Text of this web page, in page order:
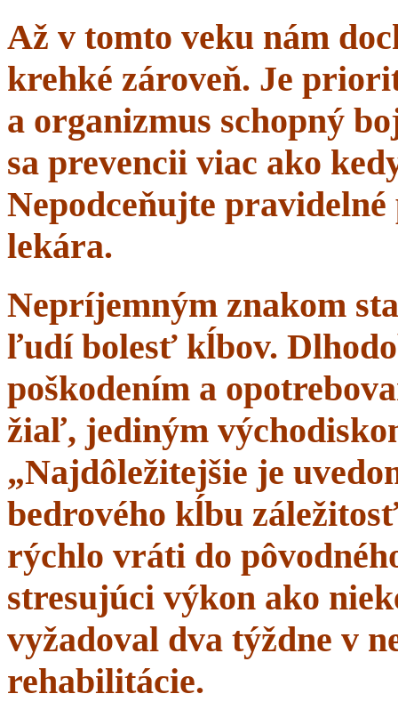
Až v tomto veku nám
krehké zároveň. Je
a organizmus schopný
sa prevencii viac ako
Nepodceňujte
lekára.
Nepríjemným znakom
ľudí bolesť kĺbov.
poškodením a
žiaľ, jediným
„Najdôležitejšie je
bedrového kĺbu
rýchlo vráti do
stresujúci výkon ako
vyžadoval dva týždne v
rehabilitácie.